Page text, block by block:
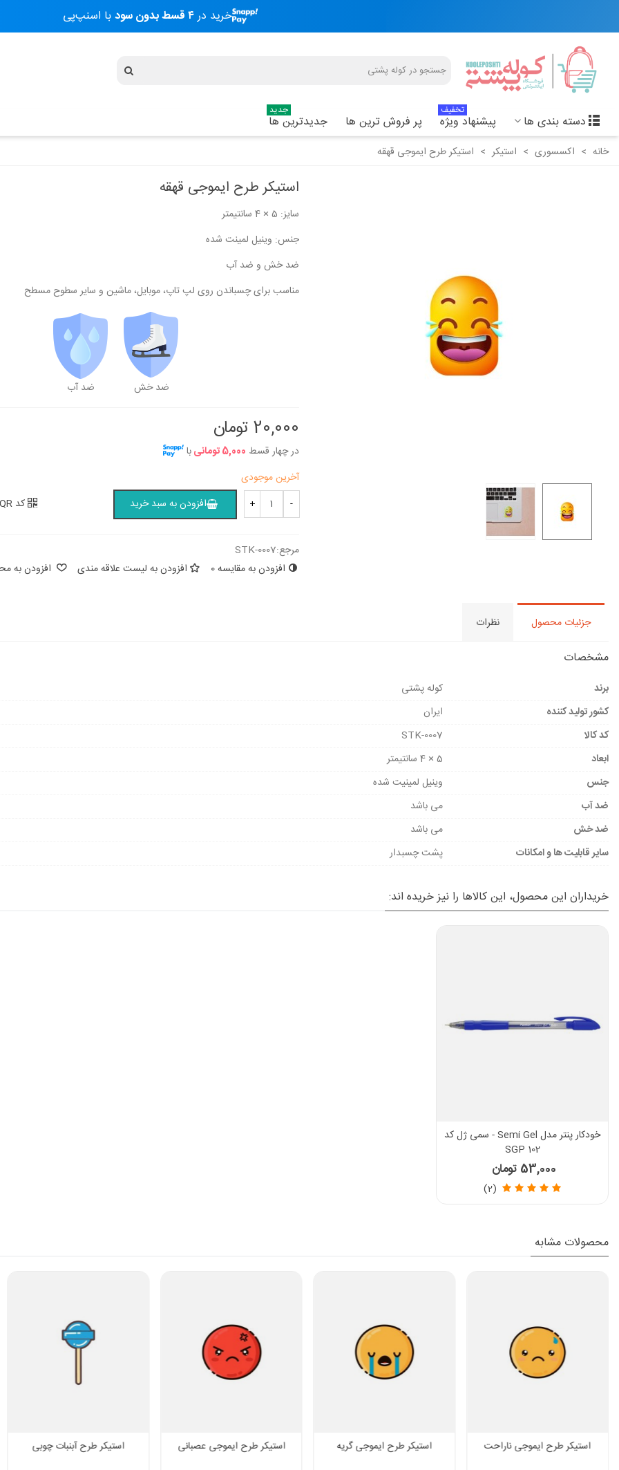
خرید در۴ قسط بدون سود با اسنپ‌پی
دسته بندی ها پیشنهاد ویژه
تخفیف
پر فروش ترین ها جدیدترین ها
جدید
خانه > اکسسوری > استیکر > استیکر طرح ایموجی قهقه
استیکر طرح ایموجی قهقه
سایز: 5 × 4 سانتیمتر
جنس: وینیل لمینت شده
ضد خش و ضد آب
مناسب برای چسباندن روی لپ تاپ، موبایل، ماشین و سایر سطوح مسطح
ضد خش ضد آب
20,000 تومان
در چهار قسط 5,000 تومانی با
آخرین موجودی
-
+ افزودن به سبد خرید کد QR
مرجع:STK-0007
افزودن به مقایسه0 افزودن به لیست علاقه مندی افزودن به
استیکر طرح UNDER HIS EYE
20,000 تومان
استیکر طرح UN Der His Eye
استیکر طرح ماشین
استیکر طرح ماشین
جزئیات محصول نظرات
مشخصات
برند
کوله پشتی
کشور تولید کننده
ایران
کد کالا
STK-0007
ابعاد
5 × 4 سانتیمتر
جنس
وینیل لمینیت شده
ضد آب
می باشد
ضد خش
می باشد
سایر قابلیت ها و امکانات
پشت چسبدار
خریداران این محصول، این کالاها را نیز خریده اند:
خودکار پنتر مدل Semi Gel - سمی ژل کد
SGP 102
53,000 تومان
(2)
محصولات مشابه
استیکر طرح ایموجی ناراحت استیکر طرح ایموجی گریه استیکر طرح ایموجی عصبانی استیکر طرح آبنبات چوبی